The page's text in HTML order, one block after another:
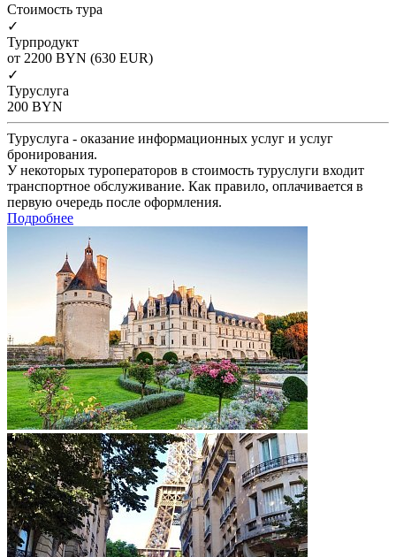
Cтоимость тура
✓
Турпродукт
от 2200 BYN (630 EUR)
✓
Туруслуга
200 BYN
Туруслуга - оказание информационных услуг и услуг
бронирования.
У некоторых туроператоров в стоимость туруслуги входит
транспортное обслуживание. Как правило, оплачивается в
первую очередь после оформления.
Подробнее